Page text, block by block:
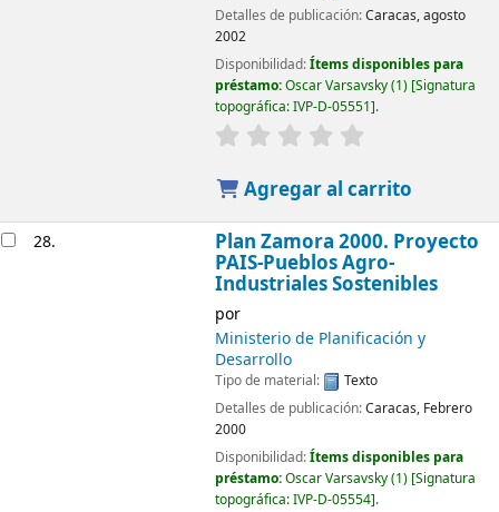
Detalles de publicación:Caracas, agosto
2002
Disponibilidad:Ítems disponibles para
préstamo:Oscar Varsavsky(1) Signatura
topográfica:IVP-D-05551 .
Agregar al carrito
28. Plan Zamora 2000. Proyecto
PAIS-Pueblos Agro-
Industriales Sostenibles
por
Ministerio de Planificación y
Desarrollo
Tipo de material:
Texto
Detalles de publicación:Caracas, Febrero
2000
Disponibilidad:Ítems disponibles para
préstamo:Oscar Varsavsky(1) Signatura
topográfica:IVP-D-05554 .